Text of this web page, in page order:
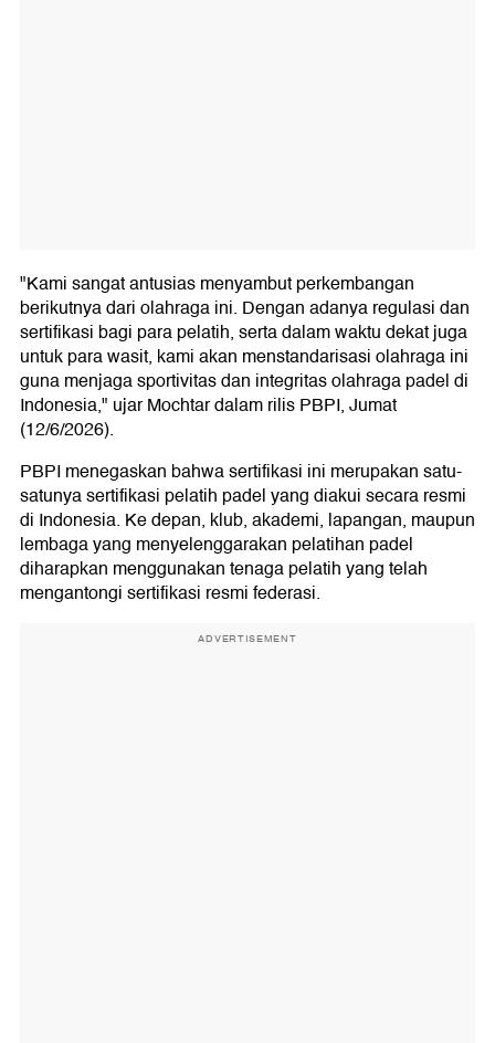
"Kami sangat antusias menyambut perkembangan
berikutnya dari olahraga ini. Dengan adanya regulasi dan
sertifikasi bagi para pelatih, serta dalam waktu dekat juga
untuk para wasit, kami akan menstandarisasi olahraga ini
guna menjaga sportivitas dan integritas olahraga padel di
Indonesia," ujar Mochtar dalam rilis PBPI, Jumat
(12/6/2026).
PBPI menegaskan bahwa sertifikasi ini merupakan satu-
satunya sertifikasi pelatih padel yang diakui secara resmi
di Indonesia. Ke depan, klub, akademi, lapangan, maupun
lembaga yang menyelenggarakan pelatihan padel
diharapkan menggunakan tenaga pelatih yang telah
mengantongi sertifikasi resmi federasi.
ADVERTISEMENT